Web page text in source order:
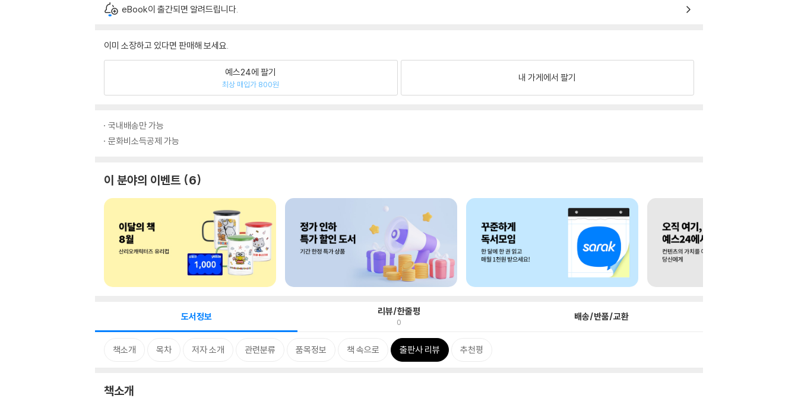
eBook이 출간되면 알려드립니다.
이미 소장하고 있다면 판매해 보세요.
예스24에 팔기
최상 매입가 800원
내 가게에서 팔기
국내배송만 가능
문화비소득공제 가능
이 분야의 이벤트 6
도서정보 리뷰/한줄평
0 배송/반품/교환
책소개 목차 저자 소개 관련분류 품목정보 책 속으로 출판사 리뷰 추천평
책소개